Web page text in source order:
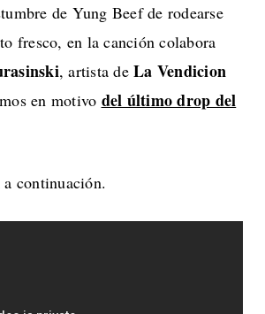
de Yung Beef de rodearse
fresco, en la canción colabora
, artista de La Vendicion
en motivo del último drop del
continuación.